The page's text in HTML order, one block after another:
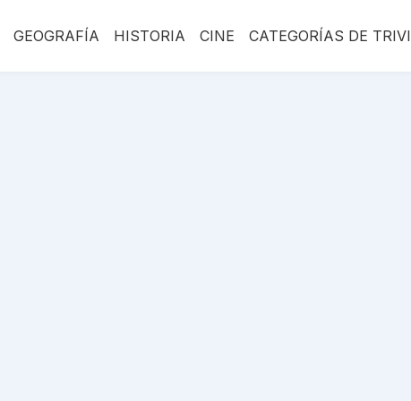
GEOGRAFÍA HISTORIA CINE CATEGORÍAS DE